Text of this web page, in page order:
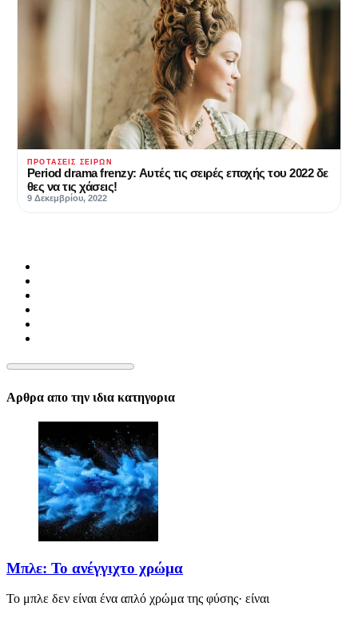
ΠΡΟΤΆΣΕΙΣ ΣΕΙΡΏΝ
Period drama frenzy: Αυτές τις σειρές εποχής του 2022 δε
θες να τις χάσεις!
9 Δεκεμβρίου, 2022
Αρθρα απο την ιδια κατηγορια
Μπλε: Το ανέγγιχτο χρώμα
Το μπλε δεν είναι ένα απλό χρώμα της φύσης· είναι